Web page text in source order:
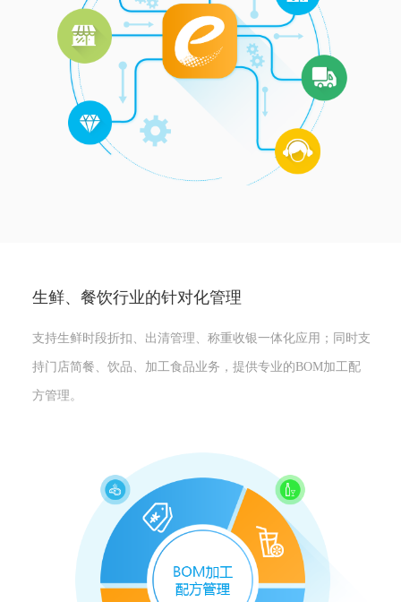
生鲜、餐饮行业的针对化管理
支持生鲜时段折扣、出清管理、称重收银一体化应用；同时支
持门店简餐、饮品、加工食品业务，提供专业的BOM加工配
方管理。